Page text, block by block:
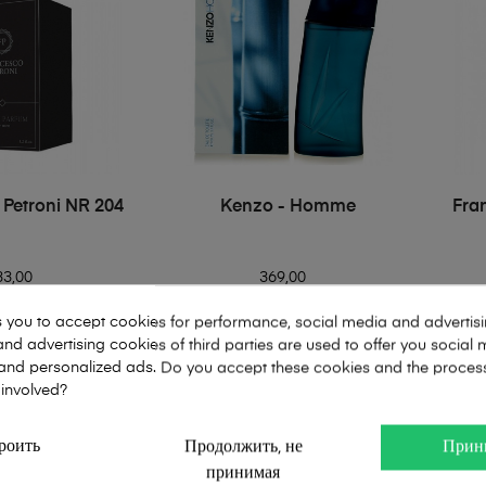
NR 204
60ml 104ml
В КОРЗИНУ
Kenzo - Homme
369,00
100ml 2ml
you to accept cookies for performance, social media and
advertising cookies of third parties are used to offer you social
personalized ads. Do you accept these cookies and the
Продолжить, не
принимая